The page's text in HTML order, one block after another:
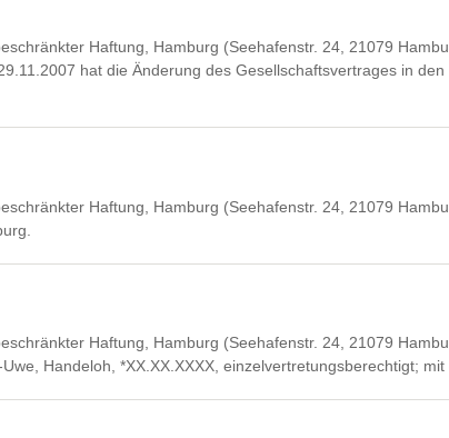
Haftung, Hamburg (Seehafenstr. 24, 21079
hat die Änderung des Gesellschaftsvertrages in den
Haftung, Hamburg (Seehafenstr. 24, 21079
Haftung, Hamburg (Seehafenstr. 24, 21079
Handeloh, *XX.XX.XXXX, einzelvertretungsberechtigt;